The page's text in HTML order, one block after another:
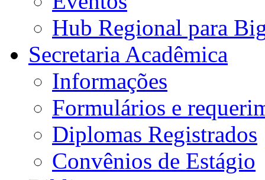
Hub Regional para
Secretaria Acadêmica
Informações
Formulários e
Diplomas Registrados
Convênios de Estágio